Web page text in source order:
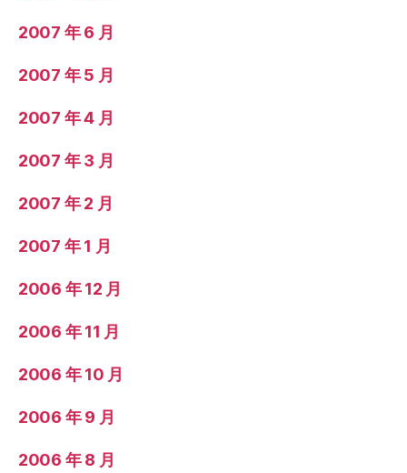
2007 年 6 月
2007 年 5 月
2007 年 4 月
2007 年 3 月
2007 年 2 月
2007 年 1 月
2006 年 12 月
2006 年 11 月
2006 年 10 月
2006 年 9 月
2006 年 8 月